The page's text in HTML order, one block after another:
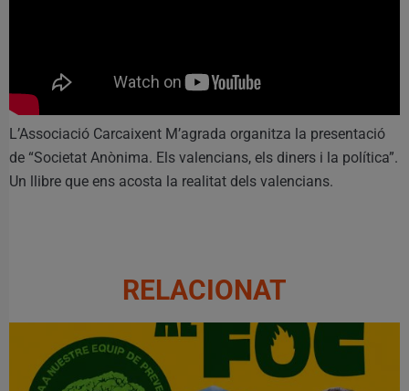
L’Associació Carcaixent M’agrada organitza la presentació
de “Societat Anònima. Els valencians, els diners i la política”.
Un llibre que ens acosta la realitat dels valencians.
RELACIONAT